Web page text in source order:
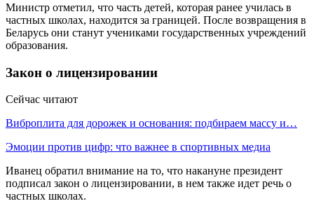
Министр отметил, что часть детей, которая ранее училась в
частных школах, находится за границей. После возвращения в
Беларусь они станут учениками государственных учреждений
образования.
Закон о лицензировании
Сейчас читают
Виброплита для дорожек и основания: подбираем массу и…
Эмоции против цифр: что важнее в спортивных медиа
Иванец обратил внимание на то, что накануне президент
подписал закон о лицензировании, в нем также идет речь о
частных школах.